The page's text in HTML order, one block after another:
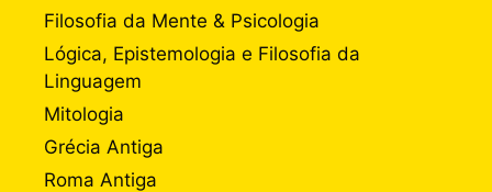
Filosofia da Mente & Psicologia
Lógica, Epistemologia e Filosofia da
Linguagem
Mitologia
Grécia Antiga
Roma Antiga